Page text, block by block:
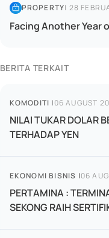
PROPERTY| 28
Facing Another Year
BERITA TERKAIT
KOMODITI |06 AUGUST
NILAI TUKAR DOLAR
TERHADAP YEN
EKONOMI BISNIS |06
PERTAMINA :
SEKONG RAIH